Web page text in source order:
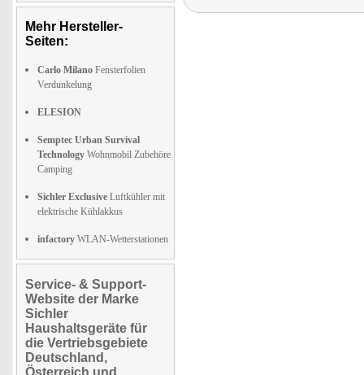
Mehr Hersteller-
Seiten:
Carlo Milano Fensterfolien
Verdunkelung
ELESION
Semptec Urban Survival
Technology Wohnmobil Zubehöre
Camping
Sichler Exclusive Luftkühler mit
elektrische Kühlakkus
infactory WLAN-Wetterstationen
Service- & Support-
Website der Marke
Sichler
Haushaltsgeräte für
die Vertriebsgebiete
Deutschland,
Österreich und